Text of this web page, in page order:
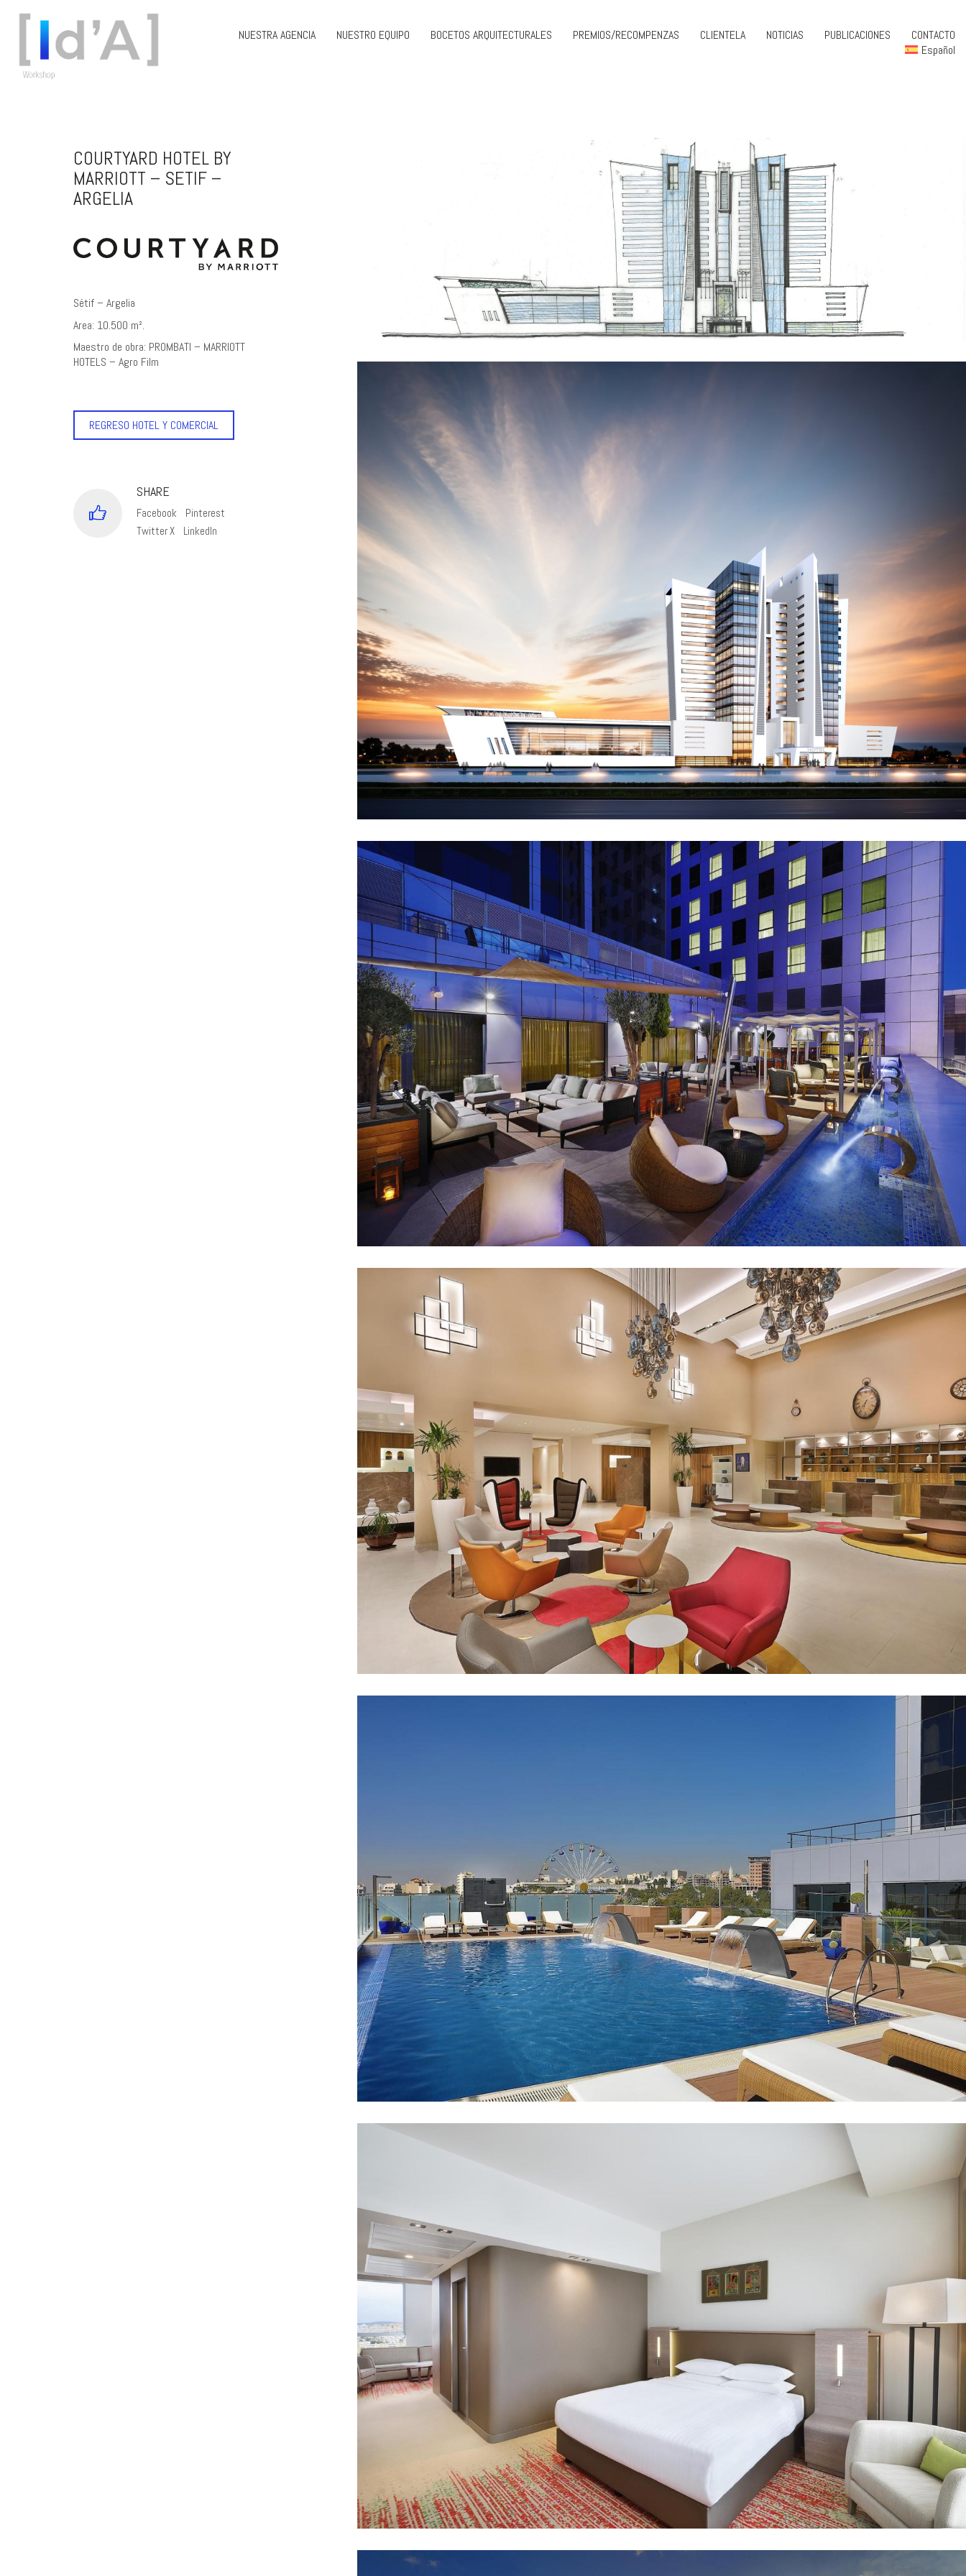
NUESTRA AGENCIA NUESTRO EQUIPO BOCETOS ARQUITECTURALES PREMIOS/RECOMPENZAS CLIENTELA NOTICIAS PUBLICACIONES
CONTACTO
Español
COURTYARD HOTEL BY
MARRIOTT – SETIF –
ARGELIA
Sétif – Argelia
Area: 10.500 m².
Maestro de obra: PROMBATI – MARRIOTT
HOTELS – Agro Film
REGRESO HOTEL Y COMERCIAL
SHARE
Facebook
Pinterest
Twitter X
LinkedIn